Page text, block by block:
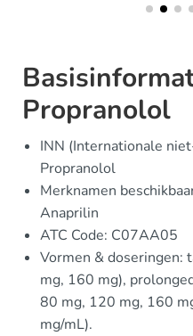
Propranolol
INN (Internationale
Propranolol
Merknamen
Anaprilin
ATC Code: C07AA05
Vormen & doseringen:
mg, 160 mg),
80 mg, 120 mg, 160
mg/mL).